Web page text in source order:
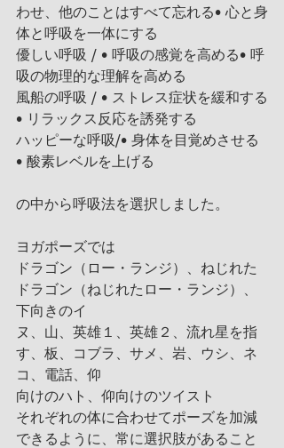
わせ、他のことはすべて忘れる• 心と身
体と呼吸を一体にする
優しい呼吸 / • 呼吸の感覚を高める• 呼
吸の物理的な理解を高める
風船の呼吸 / • ストレス症状を緩和する
• リラックス反応を誘発する
ハッピーな呼吸/• 身体を目覚めさせる
• 酸素レベルを上げる
の中から呼吸法を選択しました。
ヨガポーズでは
ドラゴン（ロー・ランジ）、ねじれた
ドラゴン（ねじれたロー・ランジ）、
下向きのイ
ヌ、山、英雄１、英雄２、流れ星を指
す、板、コブラ、サメ、岩、ウシ、ネ
コ、電話、仰
向けのハト、仰向けのツイスト
それぞれの体に合わせてポーズを加減
できるように、常に選択肢があること